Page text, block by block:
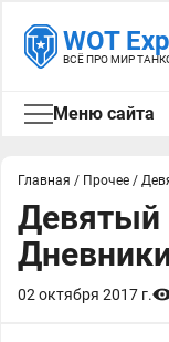
WOT
ВСЁ ПРО МИР
Меню сайта
Главная / Прочее /
Девятый
02 октября 2017 г.